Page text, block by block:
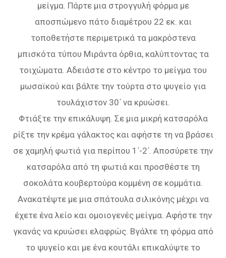
µείγµα. Πάρτε µια στρογγυλή φόρµα µε
αποσπώµενο πάτο διαµέτρου 22 εκ. και
τοποθετήστε περιµετρικά τα µακρόστενα
µπισκότα τύπου Μιράντα όρθια, καλύπτοντας τα
τοιχώµατα. Αδειάστε στο κέντρο το µείγµα του
µωσαϊκού και βάλτε την τούρτα στο ψυγείο για
τουλάχιστον 30΄ να κρυώσει.
Φτιάξτε την επικάλυψη. Σε µια µικρή κατσαρόλα
ρίξτε την κρέµα γάλακτος και αφήστε τη να βράσει
σε χαµηλή φωτιά για περίπου 1΄-2΄. Αποσύρετε την
κατσαρόλα από τη φωτιά και προσθέστε τη
σοκολάτα κουβερτούρα κοµµένη σε κοµµάτια.
Ανακατέψτε µε µια σπάτουλα σιλικόνης µέχρι να
έχετε ένα λείο και οµοιογενές µείγµα. Αφήστε την
γκανάς να κρυώσει ελαφρώς. Βγάλτε τη φόρµα από
το ψυγείο και µε ένα κουτάλι επικαλύψτε το